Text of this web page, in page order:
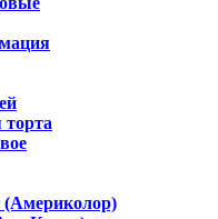
(Америколор)